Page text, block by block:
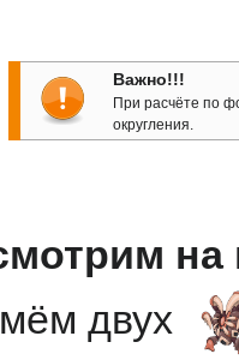
Важно!!!
При расчёте по
округления.
на
двух